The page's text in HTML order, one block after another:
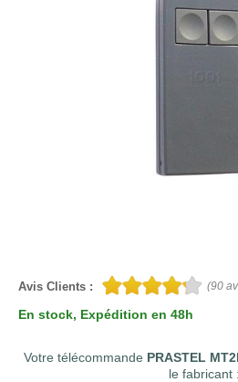
Avis Clients : (90
En stock, Expédition en 48h
Votre télécommande PRASTEL
le fabricant :